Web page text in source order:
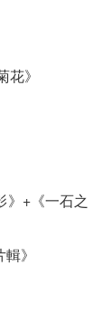
》
》+《一石之
》